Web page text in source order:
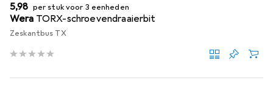
EUR
5,98 per stuk voor 3 eenheden
Wera TORX-schroevendraaierbit
Zeskantbus TX